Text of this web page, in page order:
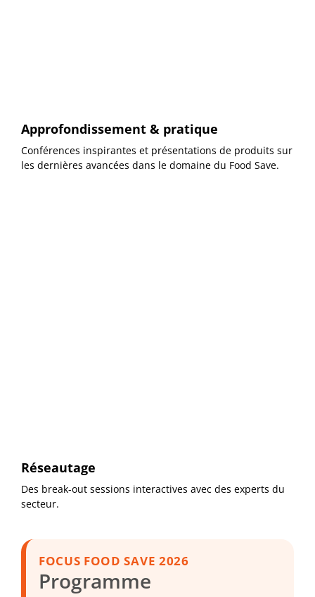
Approfondissement & pratique
Conférences inspirantes et présentations de produits sur
les dernières avancées dans le domaine du Food Save.
Réseautage
Des break-out sessions interactives avec des experts du
secteur.
FOCUS FOOD SAVE 2026
Programme